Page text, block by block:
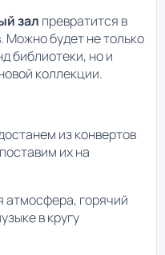
зал превратится в
Можно будет не только
библиотеки, но и
коллекции.
из конвертов
их на
атмосфера, горячий
в кругу